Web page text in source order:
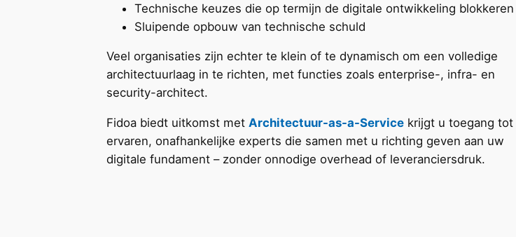
Technische keuzes die op termijn de digitale ontwikkeling blokkeren
Sluipende opbouw van technische schuld
Veel organisaties zijn echter te klein of te dynamisch om een volledige
architectuurlaag in te richten, met functies zoals enterprise-, infra- en
security-architect.
Fidoa biedt uitkomst met Architectuur-as-a-Service krijgt u toegang tot
ervaren, onafhankelijke experts die samen met u richting geven aan uw
digitale fundament – zonder onnodige overhead of leveranciersdruk.